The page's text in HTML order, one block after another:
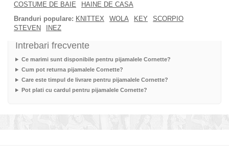
COSTUME DE BAIE
HAINE DE CASA
Branduri populare: KNITTEX WOLA KEY
SCORPIO
STEVEN
INEZ
Intrebari frecvente
Ce marimi sunt disponibile pentru pijamalele Cornette?
Cum pot returna pijamalele Cornette?
Care este timpul de livrare pentru pijamalele Cornette?
Pot plati cu cardul pentru pijamalele Cornette?